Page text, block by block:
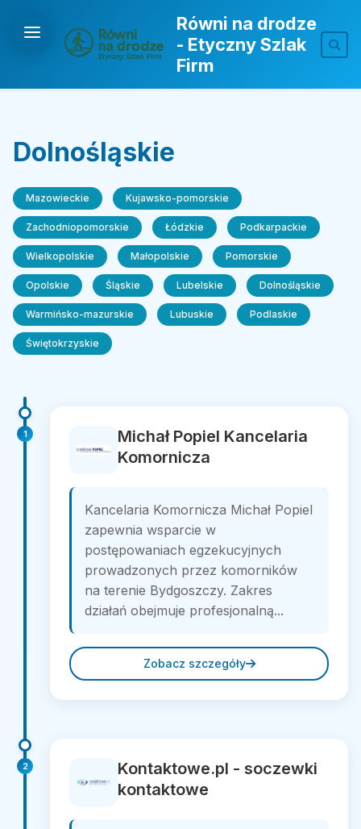
Równi na drodze
- Etyczny Szlak
Firm
Dolnośląskie
Mazowieckie Kujawsko-pomorskie
Zachodniopomorskie Łódzkie Podkarpackie
Wielkopolskie Małopolskie Pomorskie
Opolskie Śląskie Lubelskie Dolnośląskie
Warmińsko-mazurskie Lubuskie Podlaskie
Świętokrzyskie
1
Michał Popiel Kancelaria
Komornicza
Kancelaria Komornicza Michał Popiel
zapewnia wsparcie w
postępowaniach egzekucyjnych
prowadzonych przez komorników
na terenie Bydgoszczy. Zakres
działań obejmuje profesjonalną...
Zobacz szczegóły
2
Kontaktowe.pl - soczewki
kontaktowe